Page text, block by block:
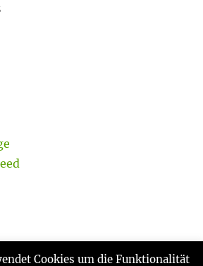
Cookies um die Funktionalität